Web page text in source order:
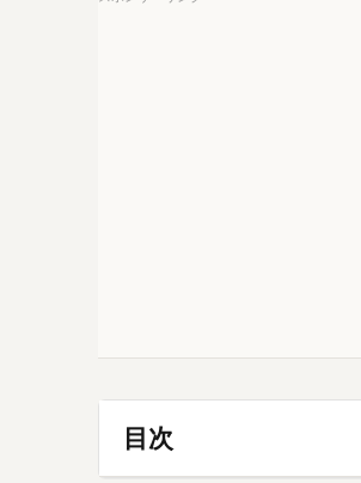
目次